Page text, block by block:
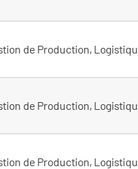
de Production,
de Production,
de Production,